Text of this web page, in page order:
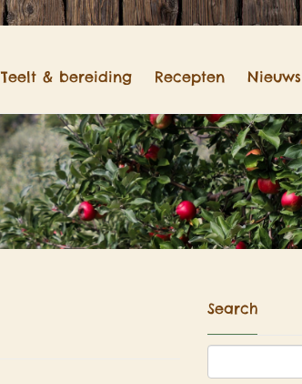
Teelt & bereiding Recepten Nieuws
Search